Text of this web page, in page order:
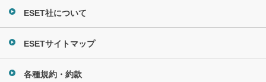
ESET社について
ESETサイトマップ
各種規約・約款